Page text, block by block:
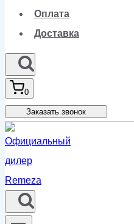
Оплата
Доставка
0
Заказать звонок